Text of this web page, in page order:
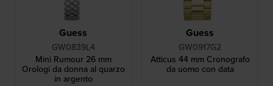
Guess
GW0839L4
Mini Rumour 26 mm
Orologi da donna al quarzo
in argento
Guess
GW0917G2
Atticus 44 mm Cronografo
da uomo con data